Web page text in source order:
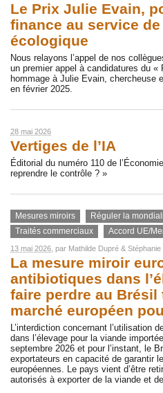
Le Prix Julie Evain,
finance au service
écologique
Nous relayons l’appel de nos
un premier appel à candidatures du
hommage à Julie Evain, chercheuse
en février 2025.
28 mai 2026
Vertiges de l’IA
Éditorial du numéro 110 de
reprendre le contrôle ? »
Mesures miroirs Réguler la
Traités commerciaux
Accord UE/
13 mai 2026, par Mathilde Dupré & Stéphanie
La mesure miroir
antibiotiques dans
faire perdre au Brésil
marché européen
L’interdiction concernant l’utilisation
dans l’élevage pour la viande
septembre 2026 et pour l’instant, le
exportateurs en capacité de garantir
européennes. Le pays vient d’être
autorisés à exporter de la viande et